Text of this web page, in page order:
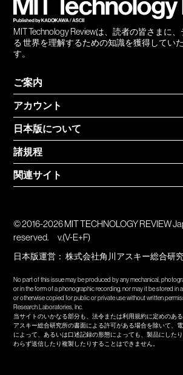
MIT Technology Reviewは、読者の皆さまに
る 世界を理解するための知識を獲得してい
す。
ご案内
アカウント
日本版について
諸規程
関連サイト
© 2016-2026 MIT TECHNOLOGY REVIEW
reserved.
v.(V-E+F)
日本版運営：株式会社角川アスキー総合研
No part of this issue may be produced by any mechanical,
or in the form of a phonographic recording, nor may it be stored in
or otherwise copied for public or private use without written
Research Laboratories, Inc.
当サイトのいかなる部分も、法令または利用規約に定めのあ
アスキー総合研究所の書面による許可がある場合を除いて、
によって、あるいは口述記録の形態によっても、製品にした
わらず送信したり複製したりすることはできません。